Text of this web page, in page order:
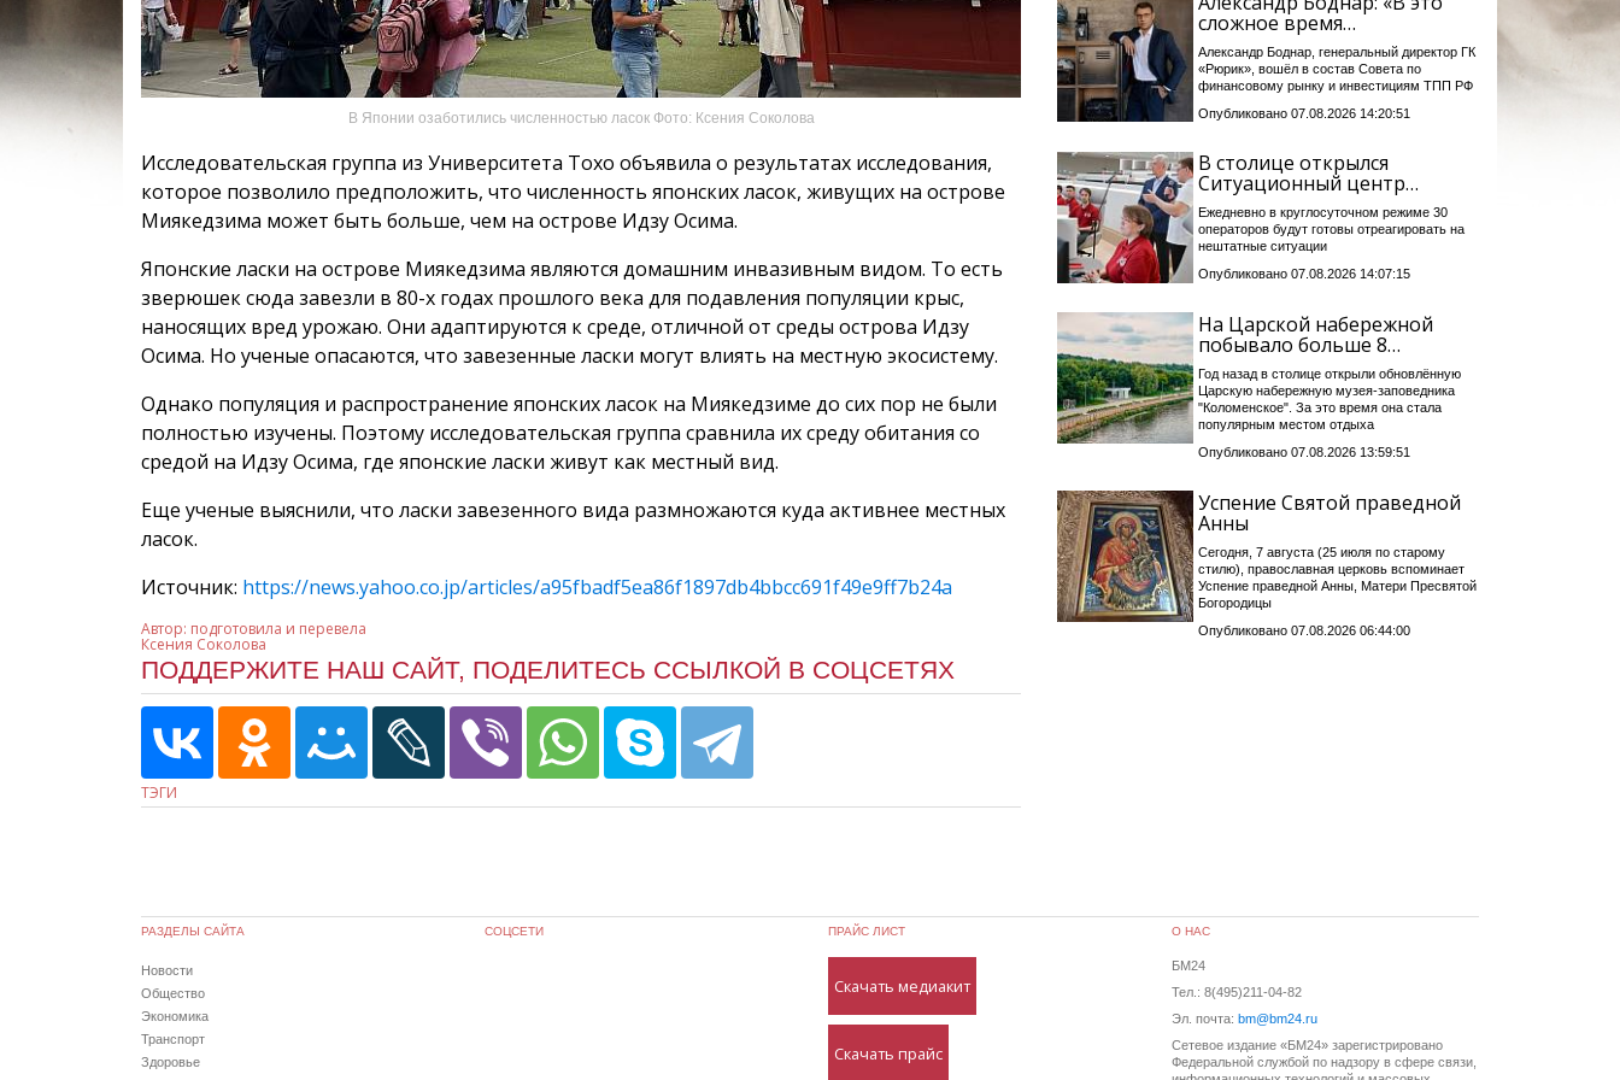
В Японии озаботились численностью ласок Фото: Ксения Соколова
Исследовательская группа из Университета Тохо объявила о результатах исследования,
которое позволило предположить, что численность японских ласок, живущих на острове
Миякедзима может быть больше, чем на острове Идзу Осима.
Японские ласки на острове Миякедзима являются домашним инвазивным видом. То есть
зверюшек сюда завезли в 80-х годах прошлого века для подавления популяции крыс,
наносящих вред урожаю. Они адаптируются к среде, отличной от среды острова Идзу
Осима. Но ученые опасаются, что завезенные ласки могут влиять на местную экосистему.
Однако популяция и распространение японских ласок на Миякедзиме до сих пор не были
полностью изучены. Поэтому исследовательская группа сравнила их среду обитания со
средой на Идзу Осима, где японские ласки живут как местный вид.
Еще ученые выяснили, что ласки завезенного вида размножаются куда активнее местных
ласок.
Источник: https://news.yahoo.co.jp/articles/a95fbadf5ea86f1897db4bbcc691f49e9ff7b24a
Автор: подготовила и перевела
Ксения Соколова
ПОДДЕРЖИТЕ НАШ САЙТ, ПОДЕЛИТЕСЬ ССЫЛКОЙ В СОЦСЕТЯХ
ТЭГИ
сложное время…
Александр Боднар, генеральный директор ГК
«Рюрик», вошёл в состав Совета по
финансовому рынку и инвестициям ТПП РФ
Опубликовано 07.08.2026 14:20:51
В столице открылся
Ситуационный центр…
Ежедневно в круглосуточном режиме 30
операторов будут готовы отреагировать на
нештатные ситуации
Опубликовано 07.08.2026 14:07:15
На Царской набережной
побывало больше 8…
Год назад в столице открыли обновлённую
Царскую набережную музея-заповедника
"Коломенское". За это время она стала
популярным местом отдыха
Опубликовано 07.08.2026 13:59:51
Успение Святой праведной
Анны
Сегодня, 7 августа (25 июля по старому
стилю), православная церковь вспоминает
Успение праведной Анны, Матери Пресвятой
Богородицы
Опубликовано 07.08.2026 06:44:00
РАЗДЕЛЫ САЙТА
Новости
Общество
Экономика
Транспорт
Здоровье
СОЦСЕТИ ПРАЙС ЛИСТ
Скачать медиакит
Скачать прайс
О НАС
БМ24
Тел.: 8(495)211-04-82
Эл. почта: bm@bm24.ru
Сетевое издание «БМ24» зарегистрировано
Федеральной службой по надзору в сфере связи,